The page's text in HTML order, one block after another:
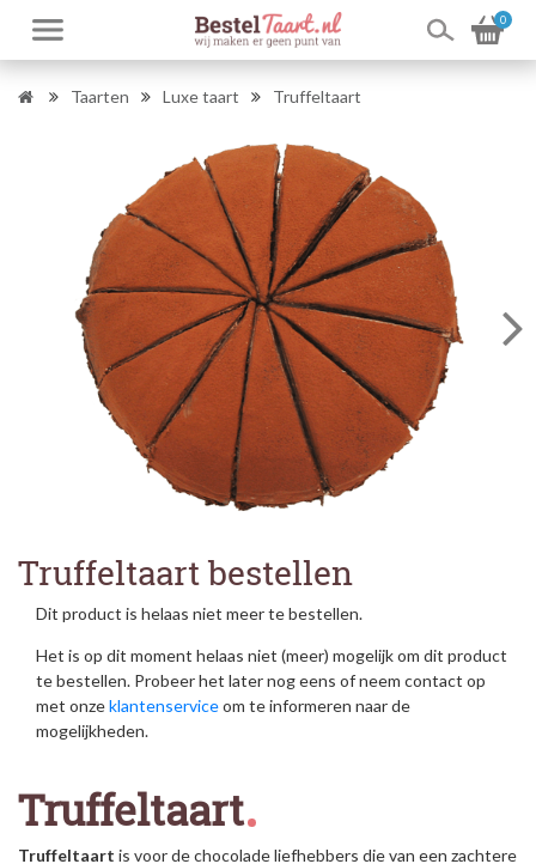
0
Taarten Luxe taart Truffeltaart
Truffeltaart bestellen
Dit product is helaas niet meer te bestellen.
Het is op dit moment helaas niet (meer) mogelijk om dit product
te bestellen. Probeer het later nog eens of neem contact op
met onzeklantenserviceom te informeren naar de
mogelijkheden.
Truffeltaart
Truffeltaart is voor de chocolade liefhebbers die van een zachtere